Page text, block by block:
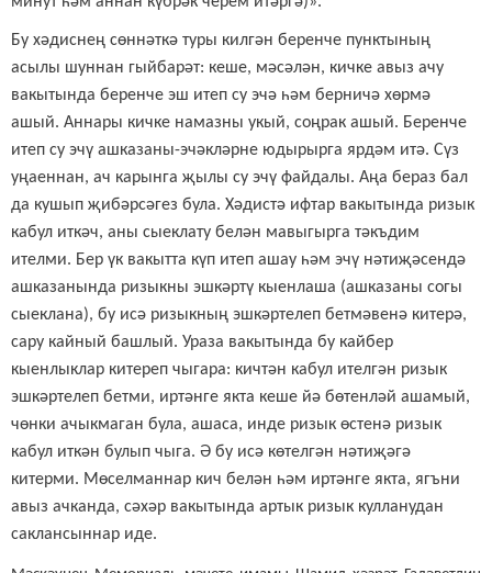
Бу хәдиснең сөннәткә туры килгән беренче пунктының
асылы шуннан гыйбарәт: кеше, мәсәлән, кичке авыз ачу
вакытында беренче эш итеп су эчә һәм берничә хөрмә
ашый. Аннары кичке намазны укый, соңрак ашый. Беренче
итеп су эчү ашказаны-эчәкләрне юдырырга ярдәм итә. Сүз
уңаеннан, ач карынга җылы су эчү файдалы. Аңа бераз бал
да кушып җибәрсәгез була. Хәдистә ифтар вакытында ризык
кабул иткәч, аны сыеклату белән мавыгырга тәкъдим
ителми. Бер үк вакытта күп итеп ашау һәм эчү нәтиҗәсендә
ашказанында ризыкны эшкәртү кыенлаша (ашказаны согы
сыеклана), бу исә ризыкның эшкәртелеп бетмәвенә китерә,
сару кайный башлый. Ураза вакытында бу кайбер
кыенлыклар китереп чыгара: кичтән кабул ителгән ризык
эшкәртелеп бетми, иртәнге якта кеше йә бөтенләй ашамый,
чөнки ачыкмаган була, ашаса, инде ризык өстенә ризык
кабул иткән булып чыга. Ә бу исә көтелгән нәтиҗәгә
китерми. Мөселманнар кич белән һәм иртәнге якта, ягъни
авыз ачканда, сәхәр вакытында артык ризык кулланудан
саклансыннар иде.